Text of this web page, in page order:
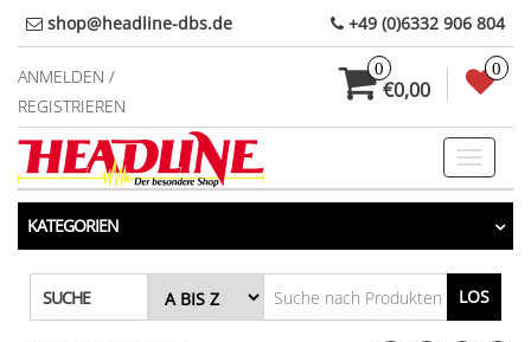
Direkt
zum
Inhalt
shop@headline-dbs.de +49 (0)6332 906 804
ANMELDEN /
REGISTRIEREN
0
€0,00
0
Toggle
KATEGORIEN
SUCHE LOS